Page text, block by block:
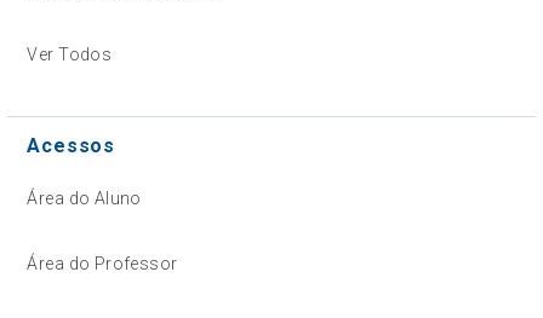
Ver Todos
Acessos
Área do Aluno
Área do Professor